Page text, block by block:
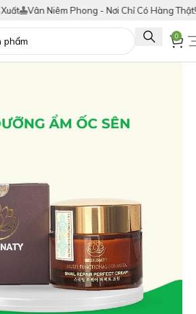
Vân Niêm Phong - Nơi Chỉ Có Hàng Thật! Tích
0